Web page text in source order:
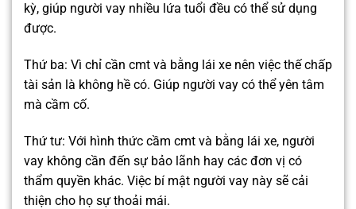
kỳ, giúp người vay nhiều lứa tuổi đều có thể sử dụng
được.
Thứ ba: Vì chỉ cần cmt và bằng lái xe nên việc thế chấp
tài sản là không hề có. Giúp người vay có thể yên tâm
mà cầm cố.
Thứ tư: Với hình thức cầm cmt và bằng lái xe, người
vay không cần đến sự bảo lãnh hay các đơn vị có
thẩm quyền khác. Việc bí mật người vay này sẽ cải
thiện cho họ sự thoải mái.